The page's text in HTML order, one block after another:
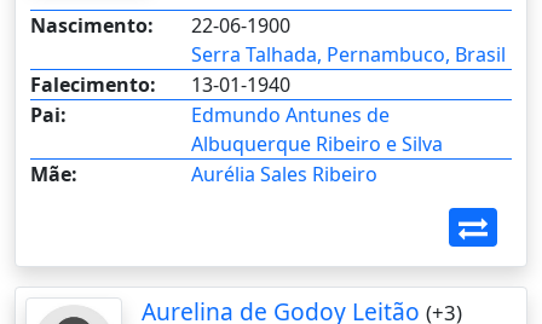
Nascimento:
22-06-1900
Serra Talhada, Pernambuco, Brasil
Falecimento:
13-01-1940
Pai:
Edmundo Antunes de
Albuquerque Ribeiro e Silva
Mãe:
Aurélia Sales Ribeiro
Aurelina de Godoy Leitão (+3)